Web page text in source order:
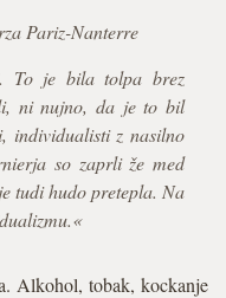
Pariz-Nanterre
To je bila tolpa brez
ni nujno, da je to bil
individualisti z nasilno
so zaprli že med
tudi hudo pretepla. Na
Alkohol, tobak, kockanje